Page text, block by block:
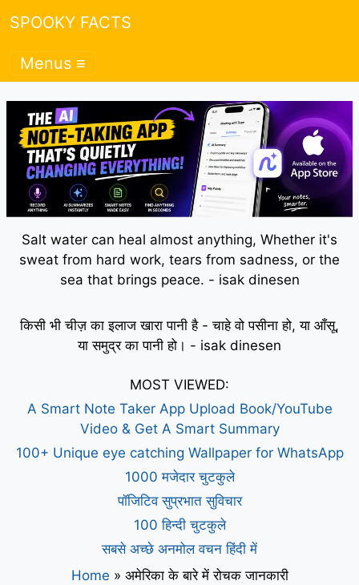
SPOOKY FACTS
Menus ≡
Salt water can heal almost anything, Whether it's
sweat from hard work, tears from sadness, or the
sea that brings peace. - isak dinesen
किसी भी चीज़ का इलाज खारा पानी है - चाहे वो पसीना हो, या आँसू,
या समुद्र का पानी हो। - isak dinesen
MOST VIEWED:
A Smart Note Taker App Upload Book/YouTube
Video & Get A Smart Summary
100+ Unique eye catching Wallpaper for WhatsApp
1000 मजेदार चुटकुले
पॉजिटिव सुप्रभात सुविचार
100 हिन्दी चुटकुले
सबसे अच्छे अनमोल वचन हिंदी में
Home » अमेरिका के बारे में रोचक जानकारी